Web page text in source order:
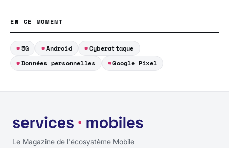
EN CE MOMENT
5G Android
Cyberattaque
Données personnelles
Google Pixel
Le Magazine de l'écosystème Mobile